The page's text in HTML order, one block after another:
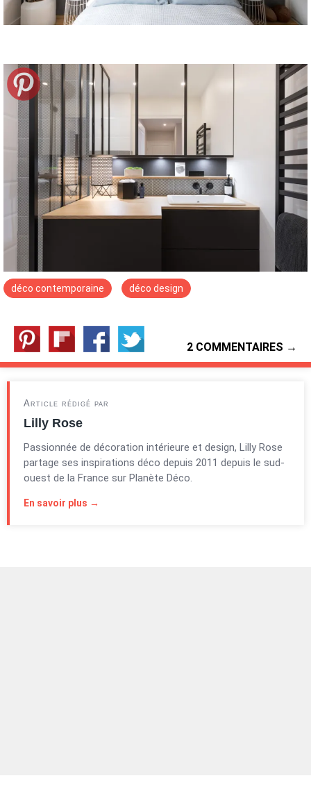
déco contemporaine déco design
2 COMMENTAIRES →
Article rédigé par
Lilly Rose
Passionnée de décoration intérieure et design, Lilly Rose
partage ses inspirations déco depuis 2011 depuis le sud-
ouest de la France sur Planète Déco.
En savoir plus →